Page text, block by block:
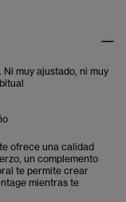
muy ajustado, ni muy
ofrece una calidad
un complemento
te permite crear
mientras te